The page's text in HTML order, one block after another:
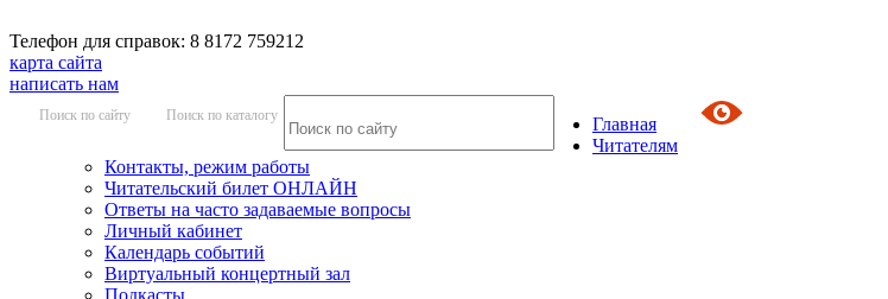
Телефон для справок: 8 8172 759212
карта сайта
написать нам
Поиск по сайту Поиск по каталогу
Главная
Читателям
Контакты, режим работы
Читательский билет ОНЛАЙН
Ответы на часто задаваемые вопросы
Личный кабинет
Календарь событий
Виртуальный концертный зал
Подкасты